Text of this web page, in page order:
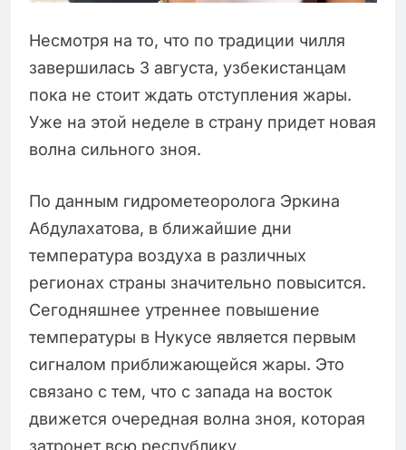
Несмотря на то, что по традиции чилля
завершилась 3 августа, узбекистанцам
пока не стоит ждать отступления жары.
Уже на этой неделе в страну придет новая
волна сильного зноя.
По данным гидрометеоролога Эркина
Абдулахатова, в ближайшие дни
температура воздуха в различных
регионах страны значительно повысится.
Сегодняшнее утреннее повышение
температуры в Нукусе является первым
сигналом приближающейся жары. Это
связано с тем, что с запада на восток
движется очередная волна зноя, которая
затронет всю республику.